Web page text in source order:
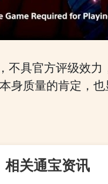
具官方评级效
身质量的肯定，
相关通宝资讯